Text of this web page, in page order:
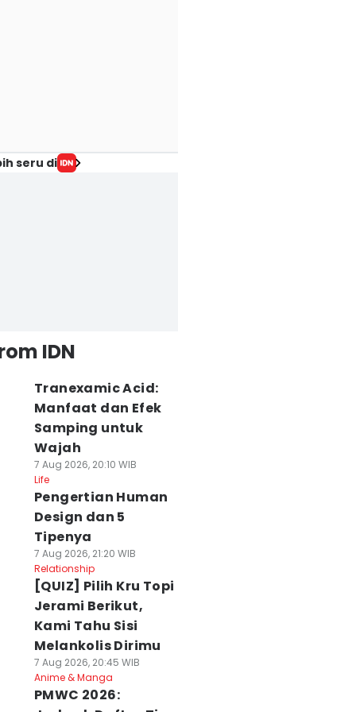
seru di
IDN
Tranexamic Acid:
Manfaat dan Efek
Samping untuk
Wajah
7 Aug 2026, 20:10 WIB
Life
Pengertian Human
Design dan 5
Tipenya
7 Aug 2026, 21:20 WIB
Relationship
[QUIZ] Pilih Kru Topi
Jerami Berikut,
Kami Tahu Sisi
Melankolis Dirimu
7 Aug 2026, 20:45 WIB
Anime & Manga
PMWC 2026: